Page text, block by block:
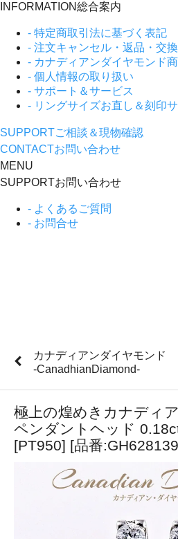
INFORMATION総合案内
- 特定商取引法に基づく表記
- 注文キャンセル・返品・交
- カナディアンダイヤモンド
- 個人情報の取り扱い
- サポート＆サービス
- リングサイズお直し＆刻印
SUPPORTご相談＆現物確認
CONTACTお問い合わせ
MENU
SUPPORTお問い合わせ
- よくあるご質問
- お問合せ
カナディアンダイヤモンド
-CanadhianDiamond-
極上の煌めきカナディ
ペンダントヘッド
[PT950] [品番